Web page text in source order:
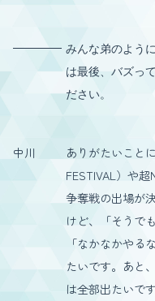
みんな弟のよう
は最後、バズっ
ださい。
中川
ありがたいこと
FESTIVAL）や
争奪戦の出場が
けど、「そうで
「なかなかやる
たいです。あと
は全部出たいで